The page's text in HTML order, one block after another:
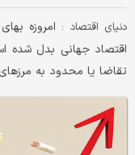
دنیای اقتصاد : امروزه
اقتصاد جهانی بدل شده
تقاضا یا محدود به